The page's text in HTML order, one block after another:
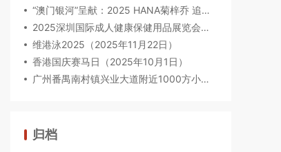
“澳门银河”呈献：2025 HANA菊梓乔 追光“Seek Light”巡回音乐会-澳门限定场（2025年9月27日）
2025深圳国际成人健康保健用品展览会（亚太区专业B2B贸易展）（2025年09月17-19日）
维港泳2025（2025年11月22日）
香港国庆赛马日（2025年10月1日）
广州番禺南村镇兴业大道附近1000方小院出租，5000元/月，8年年限，适合休闲养生娱乐会所
归档